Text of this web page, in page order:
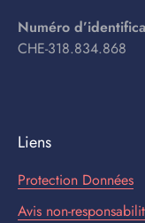
Numéro
CHE-318.834.868
Liens
Protection Données
Avis non-